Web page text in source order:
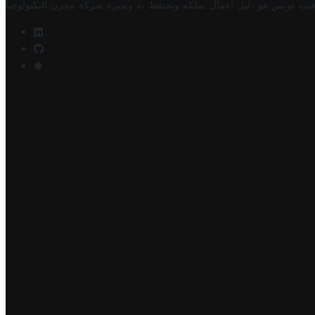
تونس هو دليل أعمال تملكه وتحتفظ به وتديره شركة مخزن التكنولوجيا